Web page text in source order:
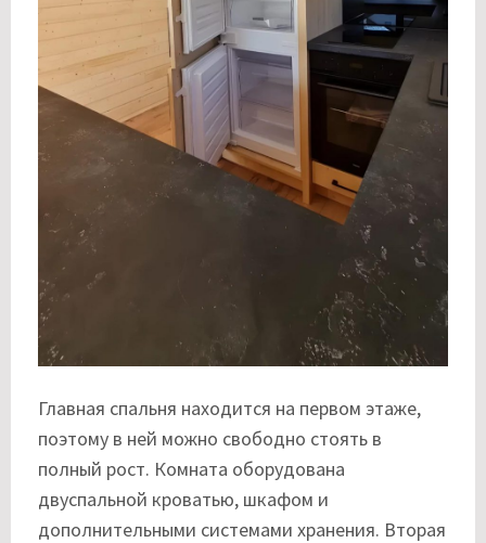
Главная спальня находится на первом этаже,
поэтому в ней можно свободно стоять в
полный рост. Комната оборудована
двуспальной кроватью, шкафом и
дополнительными системами хранения. Вторая